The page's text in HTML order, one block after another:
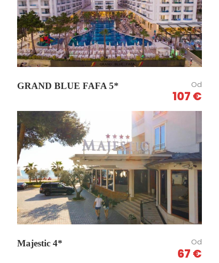
GRAND BLUE FAFA 5* Od
107 €
Majestic 4* Od
67 €